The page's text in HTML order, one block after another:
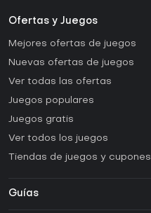
Ofertas y Juegos
Mejores ofertas de juegos
Nuevas ofertas de juegos
Ver todas las ofertas
Juegos populares
Juegos gratis
Ver todos los juegos
Tiendas de juegos y cupones
Guías